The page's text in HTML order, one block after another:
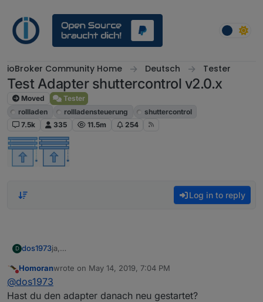
ioBroker Community Home Deutsch Tester
Test Adapter shuttercontrol v2.0.x
Moved
Tester
rollladen
rollladensteuerung
shuttercontrol
7.5k
335 11.5m 254
Log in to reply
D dos1973ja,
ich habe jetzt eine enum Rolladen angelegt. Da habe
ich den Shelly zugeordnet Dieses enum "Rolladen"
finde ich aber nicht in der Auswahl im Adapter...
Do not disturb
Homoranwrote on May 14, 2019, 7:04 PM
last edited by
@dos1973
Hast du den adapter danach neu gestartet?